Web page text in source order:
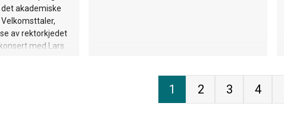
akademiske
av rektorkjedet
med Lars
1 2 3 4